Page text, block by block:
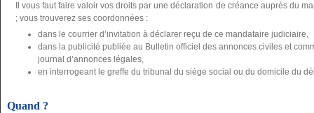
Il vous faut faire valoir vos droits par une déclaration de créance auprès du
; vous trouverez ses coordonnées :
dans le courrier d’invitation à déclarer reçu de ce mandataire judiciaire,
dans la publicité publiée au Bulletin officiel des annonces civiles et
journal d’annonces légales,
en interrogeant le greffe du tribunal du siège social ou du domicile du
Quand ?